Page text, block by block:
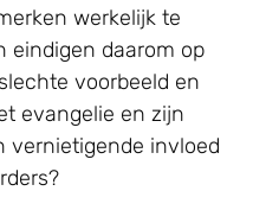
werkelijk te
eindigen daarom op
voorbeeld en
evangelie en zijn
vernietigende invloed